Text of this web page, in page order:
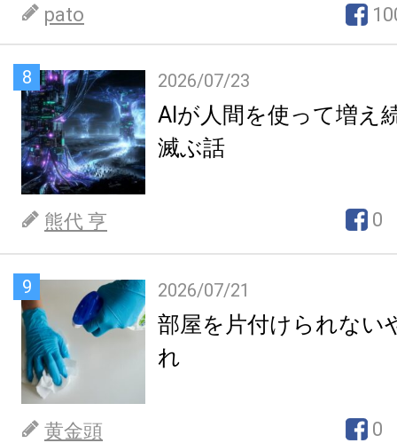
pato
8 2026/07/23
AIが人間を使って増え
滅ぶ話
熊代 亨 0
9 2026/07/21
部屋を片付けられない
れ
黄金頭 0